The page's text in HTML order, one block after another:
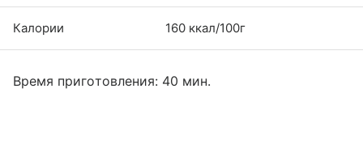
Калории 160 ккал/100г
Время приготовления: 40 мин.